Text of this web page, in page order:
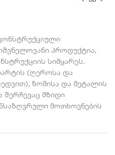
პროდუქტია,
სიმყარეს.
(ღეროსა და
ზომისა და მეტალის
მზიდი
მოთხოვნების